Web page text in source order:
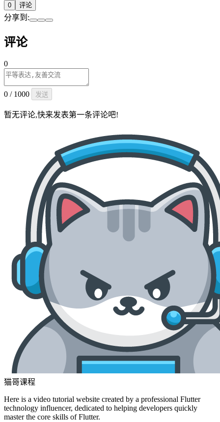
0 评论
分享到:
评论
0
0 / 1000 发送
暂无评论,快来发表第一条评论吧!
猫哥课程
Here is a video tutorial website created by a professional Flutter
technology influencer, dedicated to helping developers quickly
master the core skills of Flutter.